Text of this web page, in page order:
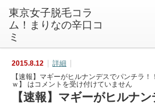
東京女子脱毛コラ
ム！まりなの辛口コ
ミ
2015.8.12
詳細
【速報】マギーがヒルナンデスでパンチラ
ｗ】 はコメントを受け付けていません
【速報】マギーがヒルナ